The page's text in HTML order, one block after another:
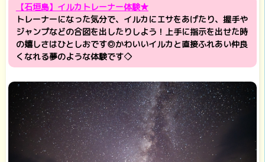
【石垣島】イルカトレーナー体験★
トレーナーになった気分で、イルカにエサをあげたり、握手や
ジャンプなどの合図を出したりしよう！上手に指示を出せた時
の嬉しさはひとしおです◎かわいいイルカと直接ふれあい仲良
くなれる夢のような体験です◇